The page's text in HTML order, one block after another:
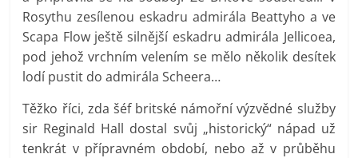
Rosythu zesílenou eskadru admirála Beattyho a ve
Scapa Flow ještě silnější eskadru admirála Jellicoea,
pod jehož vrchním velením se mělo několik desítek
lodí pustit do admirála Scheera…
Těžko říci, zda šéf britské námořní výzvědné služby
sir Reginald Hall dostal svůj „historický“ nápad už
tenkrát v přípravném období, nebo až v průběhu